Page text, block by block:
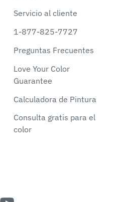
Servicio al cliente
1-877-825-7727
Preguntas Frecuentes
Love Your Color
Guarantee
Calculadora de Pintura
Consulta gratis para el
color